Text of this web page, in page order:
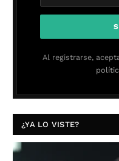
Al registrarse,
¿YA LO VISTE?